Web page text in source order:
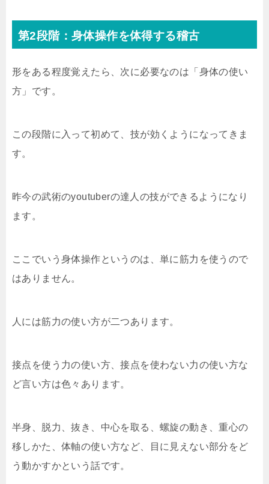
第2段階：身体操作を体得する稽古
形をある程度覚えたら、次に必要なのは「身体の使い
方」です。
この段階に入って初めて、技が効くようになってきま
す。
昨今の武術のyoutuberの達人の技ができるようになり
ます。
ここでいう身体操作というのは、単に筋力を使うので
はありません。
人には筋力の使い方が二つあります。
接点を使う力の使い方、接点を使わない力の使い方な
ど言い方は色々あります。
半身、脱力、抜き、中心を取る、螺旋の動き、重心の
移しかた、体軸の使い方など、目に見えない部分をど
う動かすかという話です。